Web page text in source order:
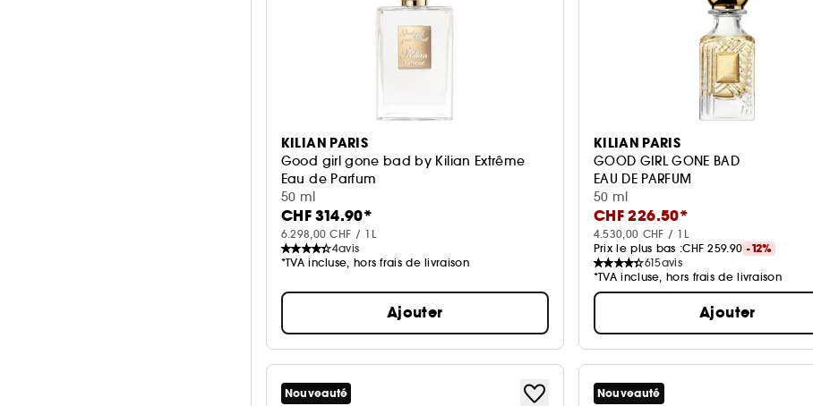
KILIAN PARIS
Good girl gone bad by Kilian Extrême
Eau de Parfum
50 ml
CHF 314.90*
6.298,00 CHF / 1L
4avis
*TVA incluse, hors frais de livraison
Ajouter
KILIAN PARIS
GOOD GIRL GONE BAD
EAU DE PARFUM
50 ml
CHF 226.50*
4.530,00 CHF / 1L
Prix le plus bas :CHF 259.90 -12%
615avis
*TVA incluse, hors frais de livraison
Ajouter
Nouveauté Nouveauté